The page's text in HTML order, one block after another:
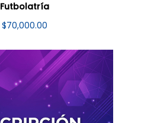
Futbolatría
$70,000.00